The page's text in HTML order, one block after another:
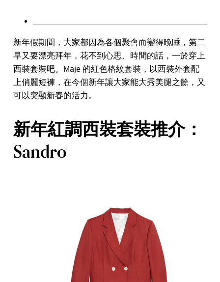
新年假期間，大家都因為各個聚會而變得晚睡，第二
早又要漂亮拜年，花不到心思、時間的話，一於穿上
西裝套裝吧。Maje 的紅色格紋套裝，以西裝外套配
上俏麗短褲，在今個新年讓大家能大秀美腿之餘，又
可以突顯新春的活力。
新年紅調西裝套裝推介：
Sandro